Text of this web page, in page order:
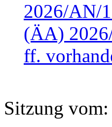
2026/AN/
(ÄA)
ff.
Sitzung